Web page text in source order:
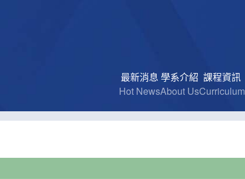
最新消息
Hot News
學系介紹
About Us
課程資訊
Curriculum